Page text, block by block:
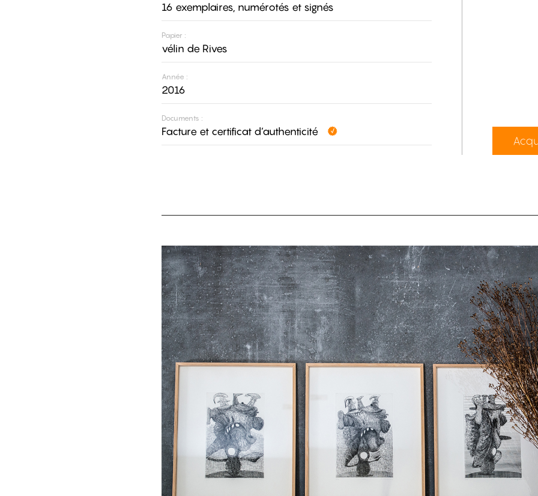
16 exemplaires, numérotés et signés
Papier :
vélin de Rives
Année :
2016
Documents :
Facture et certificat d’authenticité